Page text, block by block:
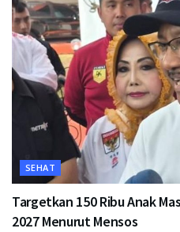
SEHAT
Targetkan 150 Ribu Anak
2027 Menurut Mensos